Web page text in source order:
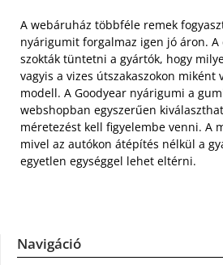
A webáruház többféle remek
nyárigumit forgalmaz igen jó áron. A
szokták tüntetni a gyártók, hogy
vagyis a vizes útszakaszokon miként
modell. A Goodyear nyárigumi a
webshopban egyszerűen
méretezést kell figyelembe venni. A
mivel az autókon átépítés nélkül a
egyetlen egységgel lehet eltérni.
Navigáció